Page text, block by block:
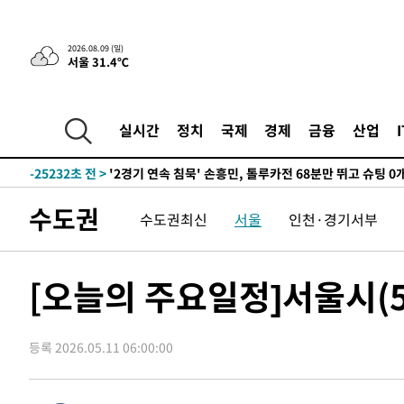
2026.08.09 (일)
서울 31.4℃
실시간 정치 국제 경제 금융 산업
1시간 전 >“美 이란전 무기 소진…북한과 분쟁시 주한 미군 취약해질 수
-30668초 전 >[속보]장은수, KLPGA 제주삼다수 역전 우승…데뷔 10
-25960초 전 >
손흥민, 68분 뛰고 2경기 침묵…LAFC, 톨루카에 1-0 승
-25232초 전 >
-23984초 전 > 이강인, 오늘 서울서 AT마드리드 입단식…'전례 없는 특
차'
-10337초 전 >
콜롬비아 신임 우파 대통령 취임 하루만에 차량폭탄 폭발
-3931초 전 >튀르키예 외무장관, "메카 3국 방위협정은 이란이 목표 아
29분 전 >[속보]美중부 사령관, 이스라엘 긴급방문 다중화된 전선 상황
론 누출”
1시간 전 >‘축구의 신’ 아르헨티나 축구 선수 메시의 부친 지병 별세
1시간 전 >“美 이란전 무기 소진…북한과 분쟁시 주한 미군 취약해질 수
-30668초 전 >
수도권 수도권최신 서울 인천·경기서부
[오늘의 주요일정]서울시
등록 2026.05.11 06:00:00